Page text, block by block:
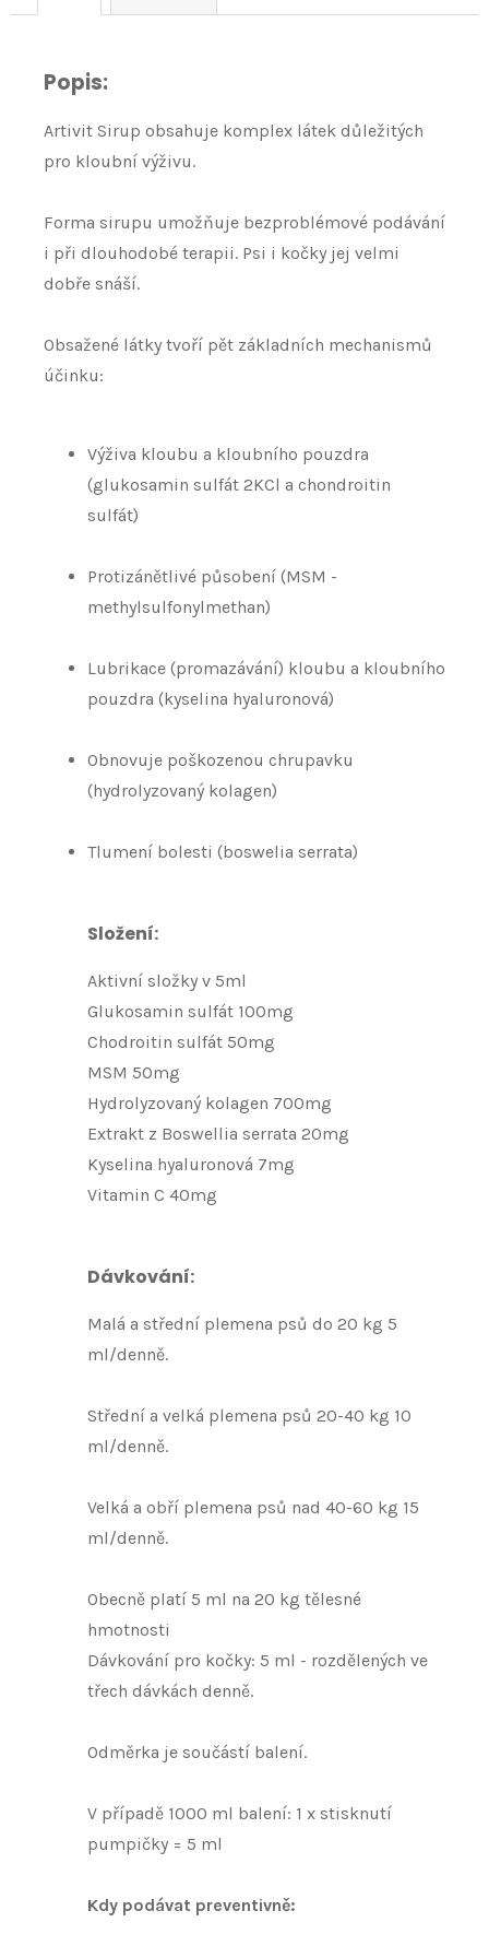
Popis:
Artivit Sirup obsahuje komplex látek důležitých
pro kloubní výživu.
Forma sirupu umožňuje bezproblémové podávání
i při dlouhodobé terapii. Psi i kočky jej velmi
dobře snáší.
Obsažené látky tvoří pět základních mechanismů
účinku:
Výživa kloubu a kloubního pouzdra
(glukosamin sulfát 2KCl a chondroitin
sulfát)
Protizánětlivé působení (MSM -
methylsulfonylmethan)
Lubrikace (promazávání) kloubu a kloubního
pouzdra (kyselina hyaluronová)
Obnovuje poškozenou chrupavku
(hydrolyzovaný kolagen)
Tlumení bolesti (boswelia serrata)
Složení:
Aktivní složky v 5ml
Glukosamin sulfát 100mg
Chodroitin sulfát 50mg
MSM 50mg
Hydrolyzovaný kolagen 700mg
Extrakt z Boswellia serrata 20mg
Kyselina hyaluronová 7mg
Vitamin C 40mg
Dávkování:
Malá a střední plemena psů do 20 kg 5
ml/denně.
Střední a velká plemena psů 20-40 kg 10
ml/denně.
Velká a obří plemena psů nad 40-60 kg 15
ml/denně.
Obecně platí 5 ml na 20 kg tělesné
hmotnosti
Dávkování pro kočky: 5 ml - rozdělených ve
třech dávkách denně.
Odměrka je součástí balení.
V případě 1000 ml balení: 1 x stisknutí
pumpičky = 5 ml
Kdy podávat preventivně: